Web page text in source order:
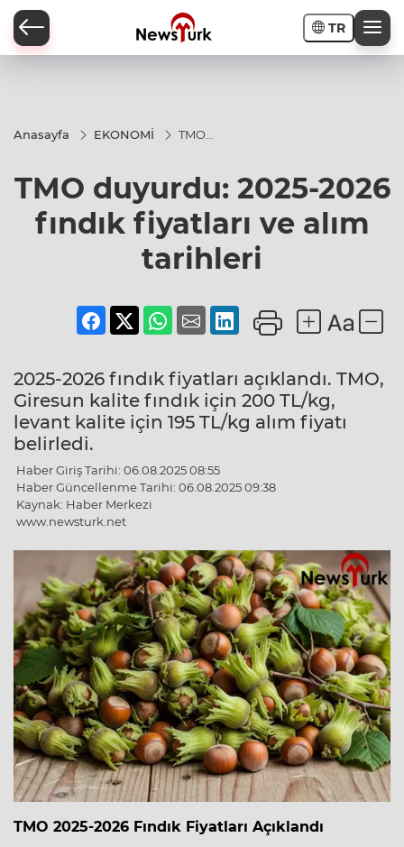
TR
Anasayfa EKONOMİ
TMO
2026
fındık
ve alım
tarihleri
TMO duyurdu: 2025-2026
fındık fiyatları ve alım
tarihleri
2025-2026 fındık fiyatları açıklandı. TMO,
Giresun kalite fındık için 200 TL/kg,
levant kalite için 195 TL/kg alım fiyatı
belirledi.
Haber Giriş Tarihi: 06.08.2025 08:55
Haber Güncellenme Tarihi: 06.08.2025 09:38
Kaynak: Haber Merkezi
www.newsturk.net
TMO 2025-2026 Fındık Fiyatları Açıklandı